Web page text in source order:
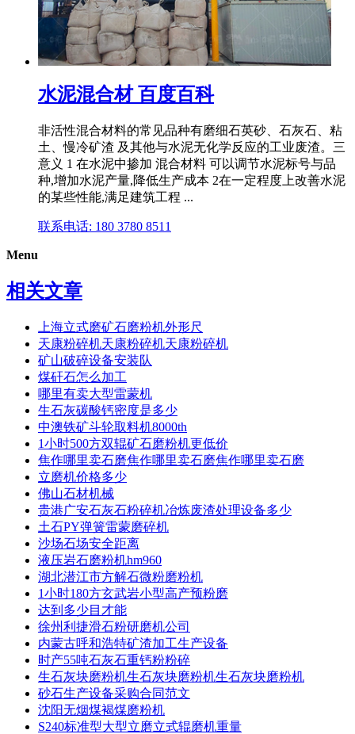
水泥混合材 百度百科
非活性混合材料的常见品种有磨细石英砂、石灰石、粘
土、慢冷矿渣 及其他与水泥无化学反应的工业废渣。三
意义 1 在水泥中掺加 混合材料 可以调节水泥标号与品
种,增加水泥产量,降低生产成本 2在一定程度上改善水泥
的某些性能,满足建筑工程 ...
联系电话: 180 3780 8511
Menu
相关文章
上海立式磨矿石磨粉机外形尺
天康粉碎机天康粉碎机天康粉碎机
矿山破碎设备安装队
煤矸石怎么加工
哪里有卖大型雷蒙机
生石灰碳酸钙密度是多少
中澳铁矿斗轮取料机8000th
1小时500方双辊矿石磨粉机更低价
焦作哪里卖石磨焦作哪里卖石磨焦作哪里卖石磨
立磨机价格多少
佛山石材机械
贵港广安石灰石粉碎机冶炼废渣处理设备多少
土石PY弹簧雷蒙磨碎机
沙场石场安全距离
液压岩石磨粉机hm960
湖北潜江市方解石微粉磨粉机
1小时180方玄武岩小型高产预粉磨
达到多少目才能
徐州利捷滑石粉研磨机公司
内蒙古呼和浩特矿渣加工生产设备
时产55吨石灰石重钙粉粉碎
生石灰块磨粉机生石灰块磨粉机生石灰块磨粉机
砂石生产设备采购合同范文
沈阳无烟煤褐煤磨粉机
S240标准型大型立磨立式辊磨机重量